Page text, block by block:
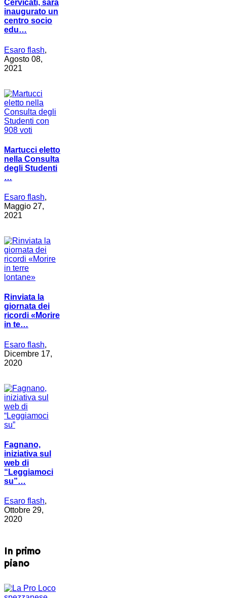
Cervicati, sarà
inaugurato un
centro socio
edu…
Esaro flash,
Agosto 08,
2021
Martucci eletto
nella Consulta
degli Studenti
…
Esaro flash,
Maggio 27,
2021
Rinviata la
giornata dei
ricordi «Morire
in te…
Esaro flash,
Dicembre 17,
2020
Fagnano,
iniziativa sul
web di
“Leggiamoci
su”…
Esaro flash,
Ottobre 29,
2020
In primo
piano